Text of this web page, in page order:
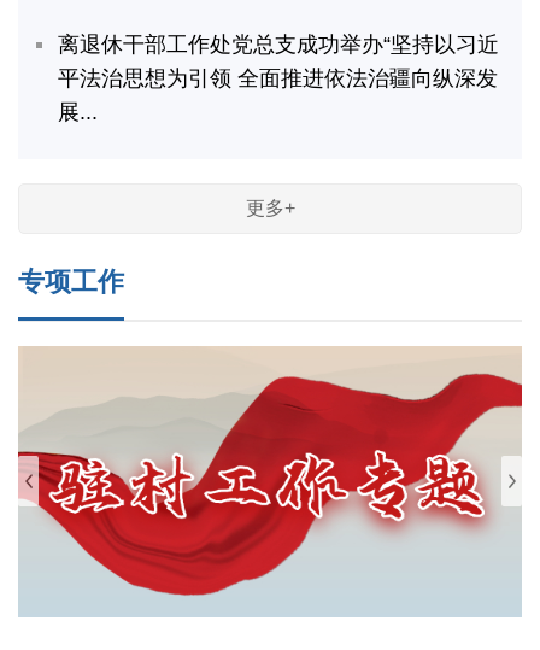
离退休干部工作处党总支成功举办“坚持以习近
平法治思想为引领 全面推进依法治疆向纵深发
展...
更多+
专项工作